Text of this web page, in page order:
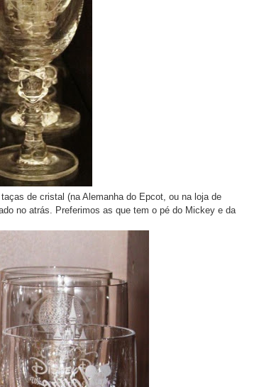
de cristal (na Alemanha do Epcot, ou na loja de
no atrás. Preferimos as que tem o pé do Mickey e da